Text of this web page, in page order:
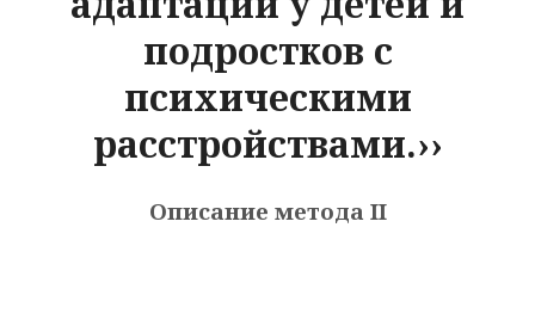
подростков с
психическими
расстройствами.››
Описание метода II